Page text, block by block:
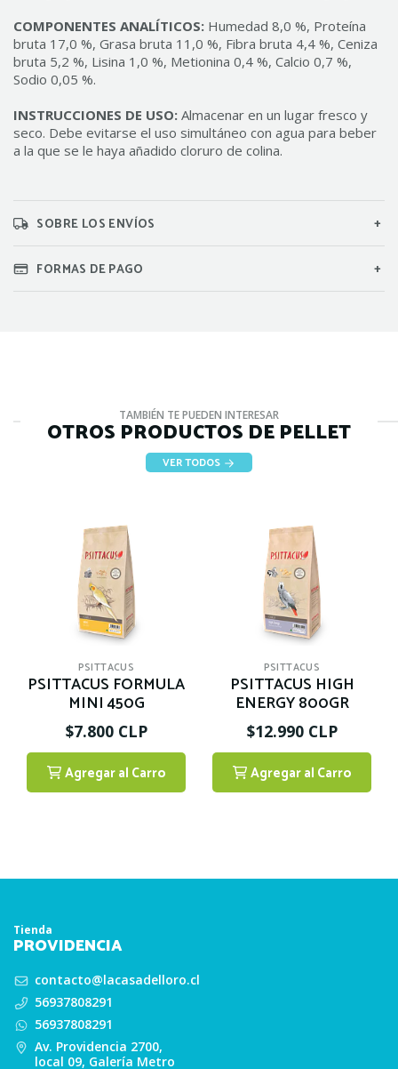
COMPONENTES ANALÍTICOS: Humedad 8,0 %, Proteína
bruta 17,0 %, Grasa bruta 11,0 %, Fibra bruta 4,4 %, Ceniza
bruta 5,2 %, Lisina 1,0 %, Metionina 0,4 %, Calcio 0,7 %,
Sodio 0,05 %.
INSTRUCCIONES DE USO: Almacenar en un lugar fresco y
seco. Debe evitarse el uso simultáneo con agua para beber
a la que se le haya añadido cloruro de colina.
SOBRE LOS ENVÍOS
FORMAS DE PAGO
TAMBIÉN TE PUEDEN INTERESAR
OTROS PRODUCTOS DE PELLET
VER TODOS
PSITTACUS
PSITTACUS FORMULA
MINI 450G
$7.800 CLP
Agregar al Carro
PSITTACUS
PSITTACUS HIGH
ENERGY 800GR
$12.990 CLP
Agregar al Carro
Tienda
PROVIDENCIA
contacto@lacasadelloro.cl
56937808291
56937808291
Av. Providencia 2700,
local 09, Galería Metro